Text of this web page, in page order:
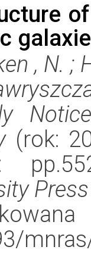
, N. ;
(rok:
Press